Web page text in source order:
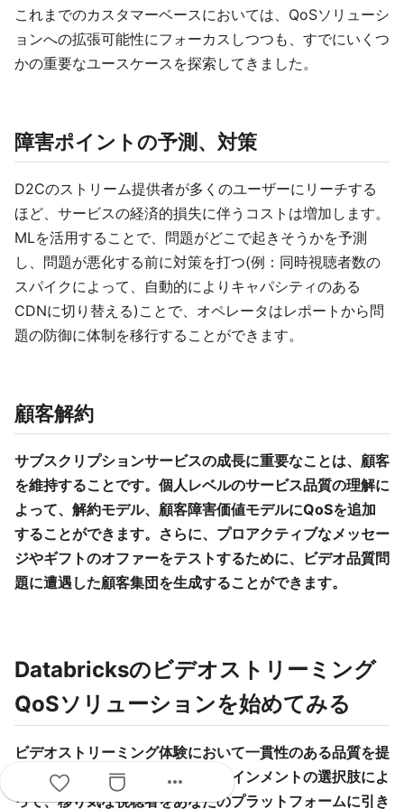
これまでのカスタマーベースにおいては、QoSソリューシ
ョンへの拡張可能性にフォーカスしつつも、すでにいくつ
かの重要なユースケースを探索してきました。
障害ポイントの予測、対策
D2Cのストリーム提供者が多くのユーザーにリーチする
ほど、サービスの経済的損失に伴うコストは増加します。
MLを活用することで、問題がどこで起きそうかを予測
し、問題が悪化する前に対策を打つ(例：同時視聴者数の
スパイクによって、自動的によりキャパシティのある
CDNに切り替える)ことで、オペレータはレポートから問
題の防御に体制を移行することができます。
顧客解約
サブスクリプションサービスの成長に重要なことは、顧客
を維持することです。個人レベルのサービス品質の理解に
よって、解約モデル、顧客障害価値モデルにQoSを追加
することができます。さらに、プロアクティブなメッセー
ジやギフトのオファーをテストするために、ビデオ品質問
題に遭遇した顧客集団を生成することができます。
Databricksのビデオストリーミング
QoSソリューションを始めてみる
ビデオストリーミング体験において一貫性のある品質を提
供することは、豊富なエンターテインメントの選択肢によ
って、移り気な視聴者をあなたのプラットフォームに引き
more_horiz